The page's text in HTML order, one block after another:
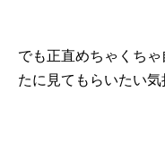
でも正直めちゃくち
たに見てもらいたい気